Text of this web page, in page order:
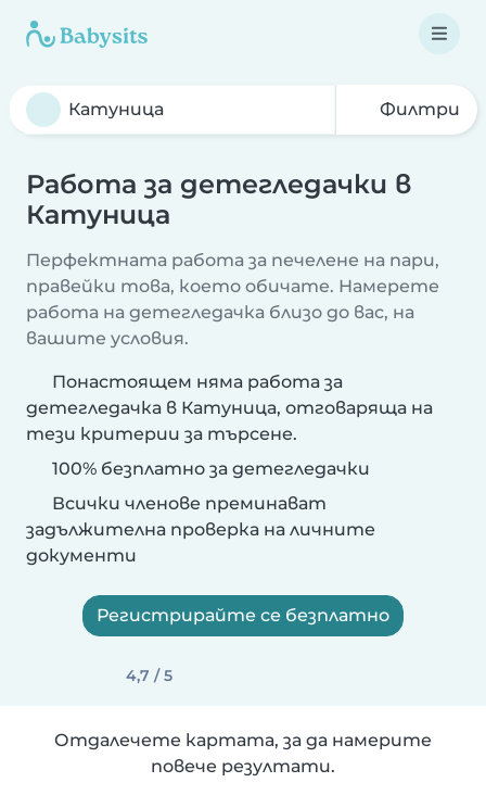
Филтри
Работа за детегледачки в
Катуница
Перфектната работа за печелене на пари,
правейки това, което обичате. Намерете
работа на детегледачка близо до вас, на
вашите условия.
Понастоящем няма работа за
детегледачка в Катуница, отговаряща на
тези критерии за търсене.
100% безплатно за детегледачки
Всички членове преминават
задължителна проверка на личните
документи
Регистрирайте се безплатно
4,7 / 5
Отдалечете картата, за да намерите
повече резултати.